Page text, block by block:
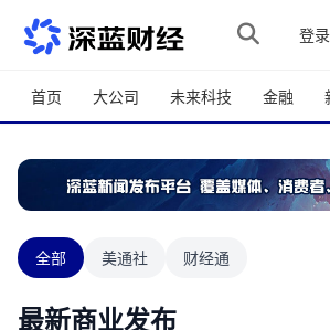
跳转到主内容
登录
首页 大公司 未来科技 金融
全部 美通社 财经通
最新商业发布